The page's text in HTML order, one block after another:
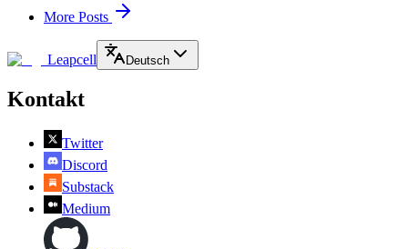
More Posts
Leapcell Deutsch
Kontakt
Twitter
Discord
Substack
Medium